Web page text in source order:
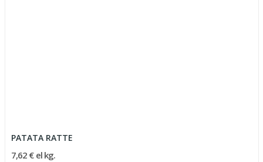
PATATA RATTE
7,62 € el kg.